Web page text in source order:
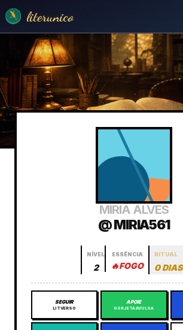
literunico
MIRIÃ ALVES
@ MIRIA561
NÍVEL
2
ESSÊNCIA
🔥FOGO
RITUAL
0 DIAS
SEGUIR
LITVERSO
APOIE
GORJETA AVULSA